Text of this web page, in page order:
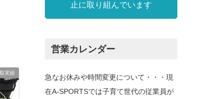
実績
止に取り組んでいます
営業カレンダー
急なお休みや時間変更について・・・現
在A-SPORTSでは子育て世代の従業員が